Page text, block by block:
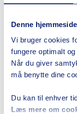
Denne
Vi bruger cookies
fungere optimalt
Når du giver
må benytte dine
Du kan til enhver
Læs mere om
kontrollen over,
sikkert alternativ.
AI kræver
halvdelen